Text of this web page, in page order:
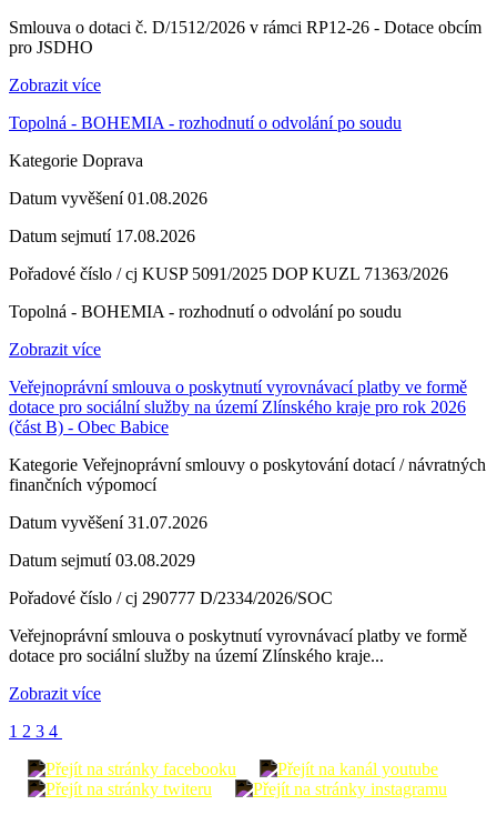
Smlouva o dotaci č. D/1512/2026 v rámci RP12-26 - Dotace obcím
pro JSDHO
Zobrazit více
Topolná - BOHEMIA - rozhodnutí o odvolání po soudu
Kategorie Doprava
Datum vyvěšení01.08.2026
Datum sejmutí 17.08.2026
Pořadové číslo / cj KUSP 5091/2025 DOP KUZL 71363/2026
Topolná - BOHEMIA - rozhodnutí o odvolání po soudu
Zobrazit více
Veřejnoprávní smlouva o poskytnutí vyrovnávací platby ve formě
dotace pro sociální služby na území Zlínského kraje pro rok 2026
(část B) - Obec Babice
Kategorie Veřejnoprávní smlouvy o poskytování dotací / návratných
finančních výpomocí
Datum vyvěšení31.07.2026
Datum sejmutí03.08.2029
Pořadové číslo / cj 290777 D/2334/2026/SOC
Veřejnoprávní smlouva o poskytnutí vyrovnávací platby ve formě
dotace pro sociální služby na území Zlínského kraje...
Zobrazit více
1 2 3 4